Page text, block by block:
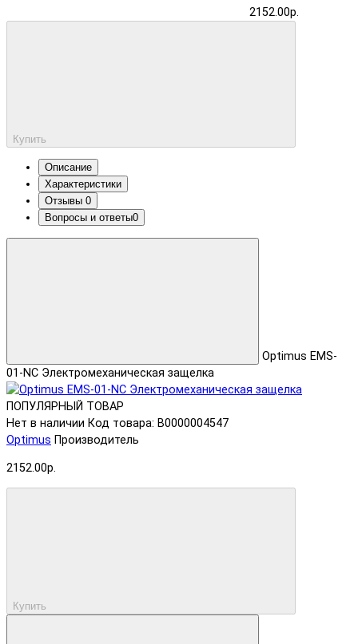
2152.00р.
Купить
Описание
Характеристики
Отзывы 0
Вопросы и ответы0
Optimus EMS-
01-NC Электромеханическая защелка
ПОПУЛЯРНЫЙ ТОВАР
Нет в наличии Код товара: В0000004547
Optimus Производитель
2152.00р.
Купить